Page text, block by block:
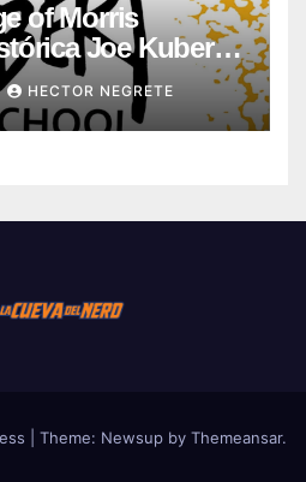
of Morris
Joe Kubert
HECTOR NEGRETE
Theme: Newsupby Themeansar.